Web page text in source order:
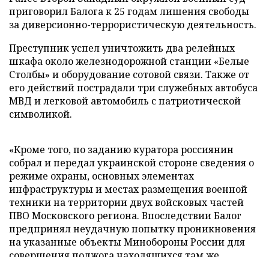
приговорил Балога к 25 годам лишения свободы
за диверсионно-террористическую деятельность.
Преступник успел уничтожить два релейных
шкафа около железнодорожной станции «Белые
Столбы» и оборудование сотовой связи. Также от
его действий пострадали три служебных автобуса
МВД и легковой автомобиль с патриотической
символикой.
«Кроме того, по заданию куратора россиянин
собрал и передал украинской стороне сведения о
режиме охраны, основных элементах
инфраструктуры и местах размещения военной
техники на территории двух войсковых частей
ПВО Московского региона. Впоследствии Балог
предпринял неудачную попытку проникновения
на указанные объекты Минобороны России для